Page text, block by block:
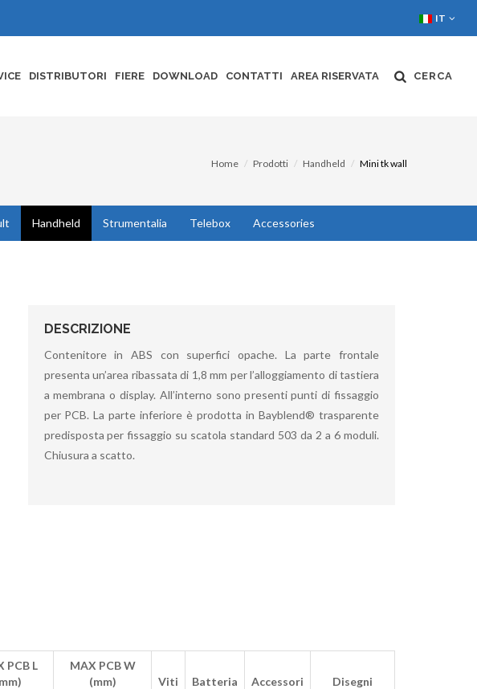
IT
DISTRIBUTORI FIERE DOWNLOAD CONTATTI AREA RISERVATA CERCA
Home Prodotti Handheld Mini tk wall
Handheld Strumentalia Telebox Accessories
DESCRIZIONE
Contenitore in ABS con superfici opache. La parte frontale
presenta un’area ribassata di 1,8 mm per l’alloggiamento di tastiera
a membrana o display. All’interno sono presenti punti di fissaggio
per PCB. La parte inferiore è prodotta in Bayblend® trasparente
predisposta per fissaggio su scatola standard 503 da 2 a 6 moduli.
Chiusura a scatto.
PCB L
MAX PCB W
(mm)
Viti Batteria Accessori Disegni